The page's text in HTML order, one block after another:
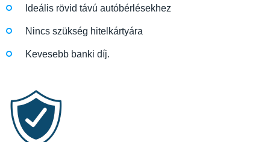
Ideális rövid távú autóbérlésekhez
Nincs szükség hitelkártyára
Kevesebb banki díj.